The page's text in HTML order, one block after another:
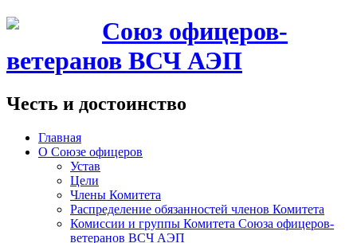
Союз офицеров-
ветеранов ВСЧ АЭП
Честь и достоинство
Главная
О Союзе офицеров
Устав
Цели
Члены Комитета
Распределение обязанностей членов Комитета
Комиссии и группы Комитета Союза офицеров-
ветеранов ВСЧ АЭП